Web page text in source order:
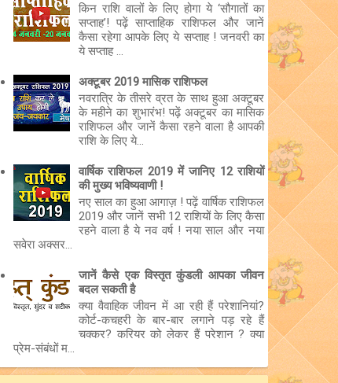
किन राशि वालों के लिए होगा ये ‘सौगातों का
सप्ताह’! पढ़ें साप्ताहिक राशिफल और जानें
कैसा रहेगा आपके लिए ये सप्ताह ! जनवरी का
ये सप्ताह ...
अक्टूबर 2019 मासिक राशिफल
नवरात्रि के तीसरे व्रत के साथ हुआ अक्टूबर
के महीने का शुभारंभ! पढ़ें अक्टूबर का मासिक
राशिफल और जानें कैसा रहने वाला है आपकी
राशि के लिए ये...
वार्षिक राशिफल 2019 में जानिए 12 राशियों
की मुख्य भविष्यवाणी !
नए साल का हुआ आगाज़ ! पढ़ें वार्षिक राशिफल
2019 और जानें सभी 12 राशियों के लिए कैसा
रहने वाला है ये नव वर्ष ! नया साल और नया
सवेरा अक्सर...
जानें कैसे एक विस्तृत कुंडली आपका जीवन
बदल सकती है
क्या वैवाहिक जीवन में आ रही हैं परेशानियां?
कोर्ट-कचहरी के बार-बार लगाने पड़ रहे हैं
चक्कर? करियर को लेकर हैं परेशान ? क्या
प्रेम-संबंधों म...